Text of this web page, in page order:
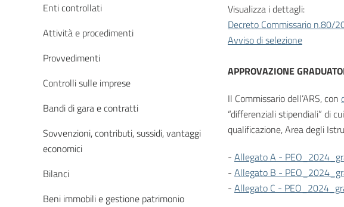
Enti controllati
Attività e procedimenti
Provvedimenti
Controlli sulle imprese
Bandi di gara e contratti
Sovvenzioni, contributi, sussidi, vantaggi
economici
Bilanci
Beni immobili e gestione patrimonio
Visualizza i dettagli:
Decreto Commissario n.80/
Avviso di selezione
APPROVAZIONE
Il Commissario dell’ARS, con
“differenziali stipendiali” di
qualificazione, Area degli
- Allegato A -
- Allegato B -
- Allegato C -